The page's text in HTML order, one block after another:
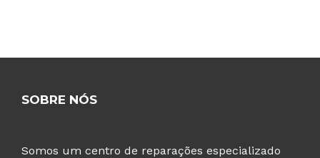
SOBRE NÓS
Somos um centro de reparações especializado